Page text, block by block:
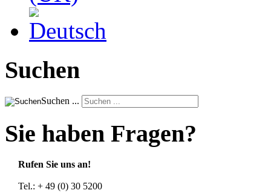
Suchen
Suchen ...
Sie haben Fragen?
Rufen Sie uns an!
Tel.: + 49 (0) 30 5200